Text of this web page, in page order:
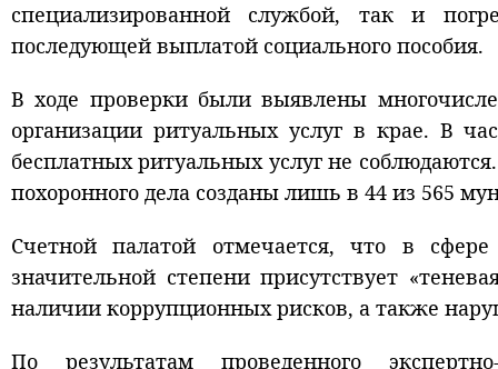
специализированной службой, так и
последующей выплатой социального пособия.
В ходе проверки были выявлены
организации ритуальных услуг в крае. В
бесплатных ритуальных услуг не
похоронного дела созданы лишь в 44 из 565
Счетной палатой отмечается, что в
значительной степени присутствует
наличии коррупционных рисков, а также
По результатам проведенного